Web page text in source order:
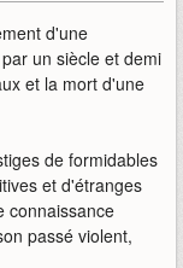
d'une
un siècle et demi
et la mort d'une
de formidables
et d'étranges
connaissance
passé violent,